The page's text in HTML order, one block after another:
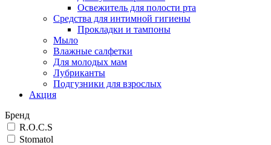
Освежитель для полости рта
Средства для интимной гигиены
Прокладки и тампоны
Мыло
Влажные салфетки
Для молодых мам
Лубриканты
Подгузники для взрослых
Акция
Бренд
R.O.C.S
Stomatol